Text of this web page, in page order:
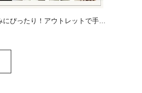
ぴったり！アウトレットで手に